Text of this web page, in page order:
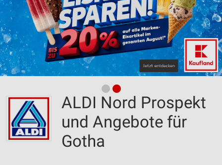
ALDI Nord Prospekt
und Angebote für
Gotha